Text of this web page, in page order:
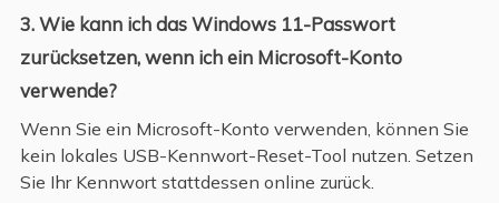
3. Wie kann ich das Windows 11-Passwort
zurücksetzen, wenn ich ein Microsoft-Konto
verwende?
Wenn Sie ein Microsoft-Konto verwenden, können Sie
kein lokales USB-Kennwort-Reset-Tool nutzen. Setzen
Sie Ihr Kennwort stattdessen online zurück.